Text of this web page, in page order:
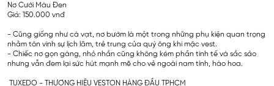
Nơ Cưới Màu Đen
Giá: 150.000 vnđ
- Cũng giống như cà vạt, nơ bướm là một trong những phụ kiện quan trọng
nhằm tôn vinh sự lịch lãm, trẻ trung của quý ông khi mặc vest.
- Chiếc nơ gọn gàng, nhỏ nhắn cũng không kém phần tinh tế và sắc sảo
nhưng vẫn đem lại sức hút mạnh mẽ cho vẻ ngoài nam tính, hào hoa.
TUXEDO - THƯƠNG HIỆU VESTON HÀNG ĐẦU TPHCM